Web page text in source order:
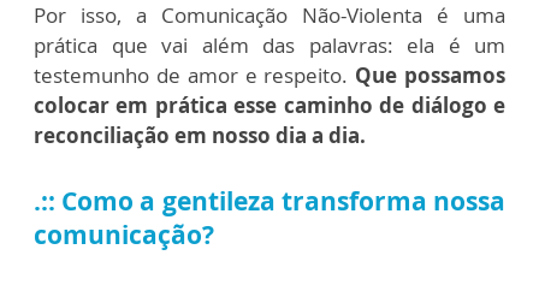
Por isso, a Comunicação Não-Violenta é uma
prática que vai além das palavras: ela é um
testemunho de amor e respeito. Que possamos
colocar em prática esse caminho de diálogo e
reconciliação em nosso dia a dia.
.:: Como a gentileza transforma nossa
comunicação?